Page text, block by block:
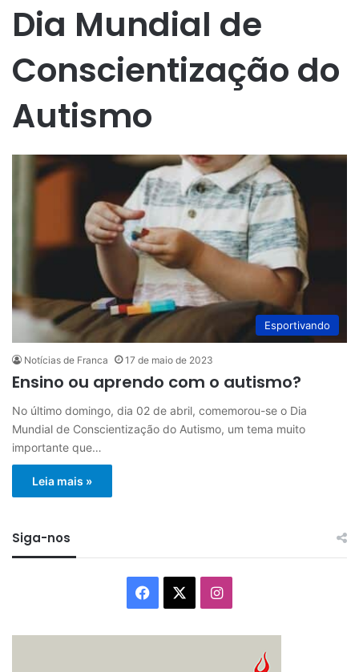
Dia Mundial de
Conscientização do
Autismo
Esportivando
Notícias de Franca 17 de maio de 2023
Ensino ou aprendo com o autismo?
No último domingo, dia 02 de abril, comemorou-se o Dia
Mundial de Conscientização do Autismo, um tema muito
importante que…
Leia mais »
Siga-nos
Facebook Instagram